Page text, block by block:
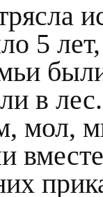
5
в
мол,